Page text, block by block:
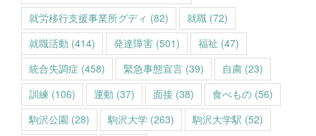
就労移行支援事業所グディ (82) 就職 (72)
就職活動 (414) 発達障害 (501) 福祉 (47)
統合失調症 (458) 緊急事態宣言 (39) 自粛 (23)
訓練 (106) 運動 (37) 面接 (38) 食べもの (56)
駒沢公園 (28) 駒沢大学 (263) 駒沢大学駅 (52)